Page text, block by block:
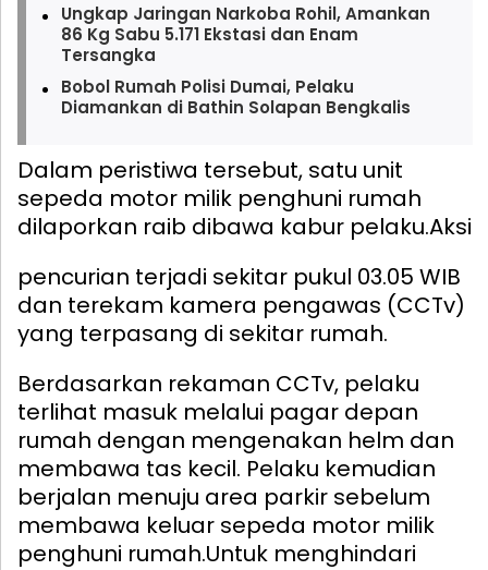
Ungkap Jaringan Narkoba Rohil, Amankan
86 Kg Sabu 5.171 Ekstasi dan Enam
Tersangka
Bobol Rumah Polisi Dumai, Pelaku
Diamankan di Bathin Solapan Bengkalis
Dalam peristiwa tersebut, satu unit
sepeda motor milik penghuni rumah
dilaporkan raib dibawa kabur pelaku.Aksi
pencurian terjadi sekitar pukul 03.05 WIB
dan terekam kamera pengawas (CCTv)
yang terpasang di sekitar rumah.
Berdasarkan rekaman CCTv, pelaku
terlihat masuk melalui pagar depan
rumah dengan mengenakan helm dan
membawa tas kecil. Pelaku kemudian
berjalan menuju area parkir sebelum
membawa keluar sepeda motor milik
penghuni rumah.Untuk menghindari